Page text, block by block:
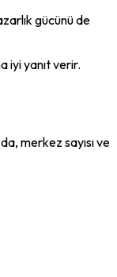
gücünü de
iyi yanıt verir.
merkez sayısı ve